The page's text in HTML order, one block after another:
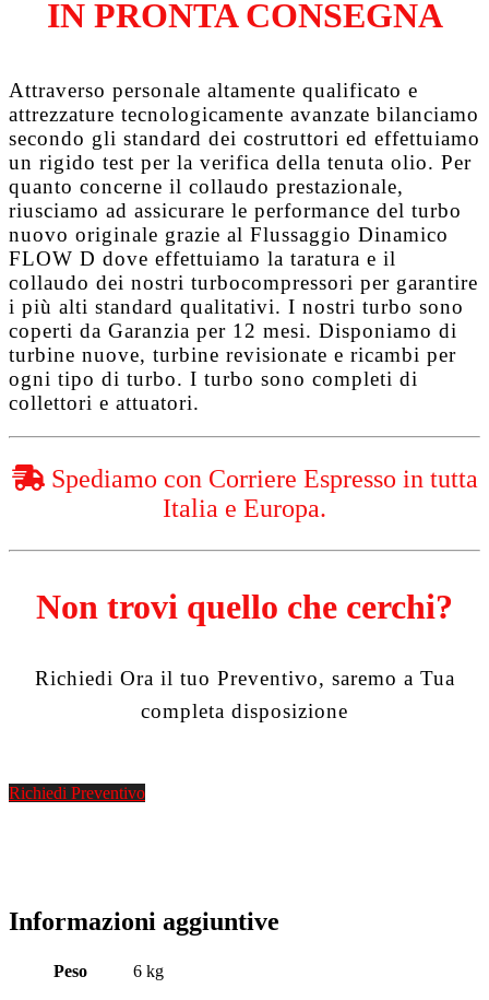
IN PRONTA CONSEGNA
Attraverso personale altamente qualificato e
attrezzature tecnologicamente avanzate bilanciamo
secondo gli standard dei costruttori ed effettuiamo
un rigido test per la verifica della tenuta olio. Per
quanto concerne il collaudo prestazionale,
riusciamo ad assicurare le performance del turbo
nuovo originale grazie al Flussaggio Dinamico
FLOW D dove effettuiamo la taratura e il
collaudo dei nostri turbocompressori per garantire
i più alti standard qualitativi. I nostri turbo sono
coperti da Garanzia per 12 mesi. Disponiamo di
turbine nuove, turbine revisionate e ricambi per
ogni tipo di turbo. I turbo sono completi di
collettori e attuatori.
Spediamo con Corriere Espresso in tutta
Italia e Europa.
Non trovi quello che cerchi?
Richiedi Ora il tuo Preventivo, saremo a Tua
completa disposizione
Richiedi Preventivo
Informazioni aggiuntive
Peso 6 kg